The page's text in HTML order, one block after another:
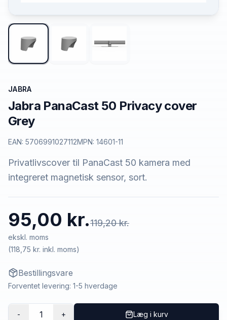
JABRA
Jabra PanaCast 50 Privacy cover
Grey
EAN: 5706991027112MPN: 14601-11
Privatlivscover til PanaCast 50 kamera med
integreret magnetisk sensor, sort.
95,00 kr.119,20 kr.
ekskl. moms
(118,75 kr. inkl. moms)
Bestillingsvare
Forventet levering: 1-5 hverdage
- 1 + Læg i kurv